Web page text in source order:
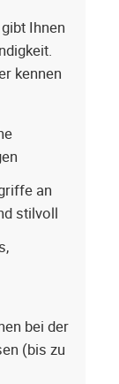
Ihnen
kennen
an
stilvoll
bei der
(bis zu